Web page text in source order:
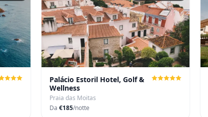
Palácio Estoril Hotel, Golf &
Wellness
Praia das Moitas
Da €185/notte